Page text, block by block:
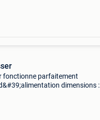
fonctionne parfaitement
dimensions :